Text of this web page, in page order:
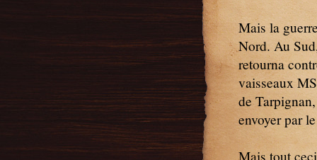
Mais la
Nord. Au
retourna
vaisseaux
de
envoyer par
Mais tout